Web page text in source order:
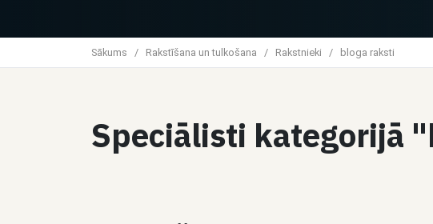
Sākums / Rakstīšana un tulkošana / Rakstnieki / bloga raksti
Speciālisti kategorijā